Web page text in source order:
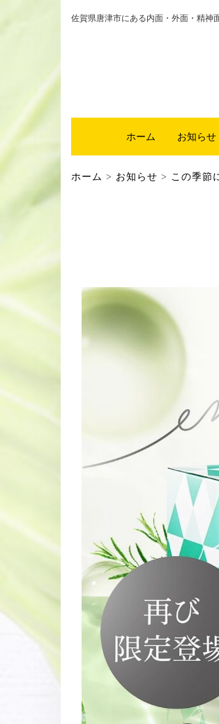
佐賀県唐津市にある内面・外面・精神
ホーム お知らせ
ホーム > お知らせ > この季節